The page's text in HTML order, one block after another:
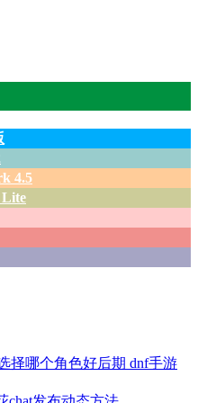
4.5
Lite
择哪个角色好后期 dnf手游